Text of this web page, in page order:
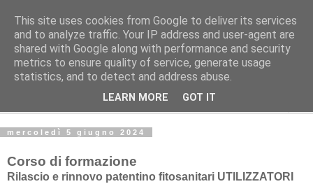
Studio Tecnico Fitoiatrico
Consulenza in agricoltura ecosostenibile
mercoledì 5 giugno 2024
Corso di formazione
Rilascio e rinnovo patentino fitosanitari UTILIZZATORI
This site uses cookies from Google to deliver its services
and to analyze traffic. Your IP address and user-agent are
shared with Google along with performance and security
metrics to ensure quality of service, generate usage
statistics, and to detect and address abuse.
LEARN MORE GOT IT